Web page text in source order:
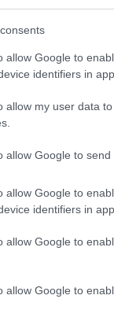
allow Google to
identifiers in
allow my user data
allow Google to
allow Google to
identifiers in
allow Google to
allow Google to
főleg nem
ami nem jár le.
díjat. A NEAK
csalók
sms-ben